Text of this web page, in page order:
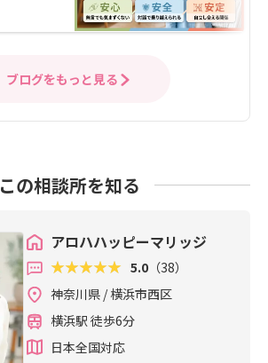
ブログをもっと見る
この相談所を知る
アロハハッピーマリッジ
5.0 （38）
神奈川県 / 横浜市西区
横浜駅 徒歩6分
日本全国対応